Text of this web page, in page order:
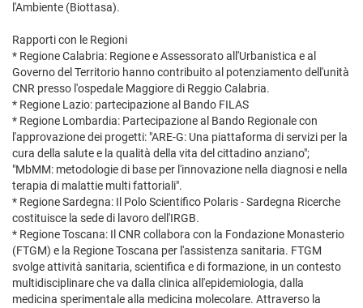
l'Ambiente (Biottasa).
Rapporti con le Regioni
* Regione Calabria: Regione e Assessorato all'Urbanistica e al
Governo del Territorio hanno contribuito al potenziamento dell'unità
CNR presso l'ospedale Maggiore di Reggio Calabria.
* Regione Lazio: partecipazione al Bando FILAS
* Regione Lombardia: Partecipazione al Bando Regionale con
l'approvazione dei progetti: "ARE-G: Una piattaforma di servizi per la
cura della salute e la qualità della vita del cittadino anziano";
"MbMM: metodologie di base per l'innovazione nella diagnosi e nella
terapia di malattie multi fattoriali".
* Regione Sardegna: Il Polo Scientifico Polaris - Sardegna Ricerche
costituisce la sede di lavoro dell'IRGB.
* Regione Toscana: Il CNR collabora con la Fondazione Monasterio
(FTGM) e la Regione Toscana per l'assistenza sanitaria. FTGM
svolge attività sanitaria, scientifica e di formazione, in un contesto
multidisciplinare che va dalla clinica all'epidemiologia, dalla
medicina sperimentale alla medicina molecolare. Attraverso la